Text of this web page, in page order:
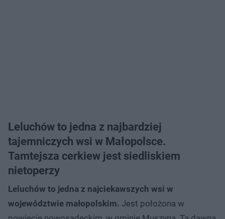
Leluchów to jedna z najbardziej
tajemniczych wsi w Małopolsce.
Tamtejsza cerkiew jest siedliskiem
nietoperzy
Leluchów to jedna z najciekawszych wsi w
województwie małopolskim. Jest położona w